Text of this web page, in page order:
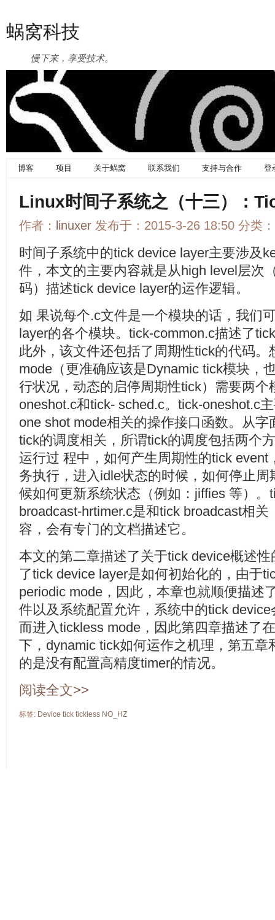
蜗窝科技
慢下来，享受技术。
博客 项目 关于蜗窝 联系我们 支持与合作 登
Linux时间子系统之（十三）：
作者： linuxer 发布于：2015-3-26 18:50 分类：
时间子系统中的tick device layer主要涉及
件，本文的主要内容就是从high level层次
码）描述tick device layer的运作逻辑。
如 果说每个.c文件是一个模块的话，我们
layer的各个模块。tick-common.c描述了
此外，该文件还包括了周期性tick的代码
mode（更准确应该是Dynamic tick模块，
行状况，动态的启停周期性tick）需要两个
oneshot.c和tick- sched.c。tick-oneshot.c
one shot mode相关的操作接口函数。从
tick的调度相关，所谓tick的调度包括两个
运行过 程中，如何产生周期性的tick
务执行，进入idle状态的时候，如何停止
候如何更新系统状态（例如：jiffies 等）。
broadcast-hrtimer.c是和tick broadcast相
容，会有专门的文档描述它。
本文的第二章描述了关于tick device概述
了tick device layer是如何初始化的，由于
periodic mode，因此，本章也就顺便描述
件以及系统配置允许，系统中的tick
而进入tickless mode，因此第四章描述了
下，dynamic tick如何运作之机理，第五章
的是没有配置高精度timer的情况。
阅读全文>>
标签: Device tick tickless NO_HZ